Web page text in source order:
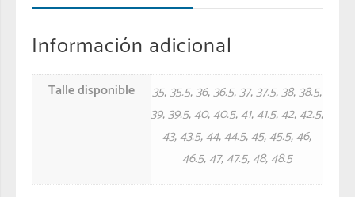
Información adicional
Talle disponible 35,35.5,36,36.5,37,37.5,38,38.5,
39,39.5,40,40.5,41,41.5,42,42.5,
43,43.5,44,44.5,45,45.5,46,
46.5,47,47.5,48,48.5